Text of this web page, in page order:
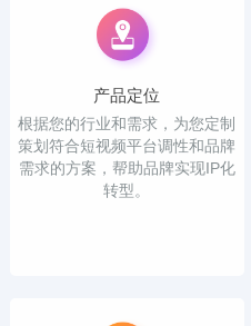
产品定位
根据您的行业和需求，为您定制
策划符合短视频平台调性和品牌
需求的方案，帮助品牌实现IP化
转型。